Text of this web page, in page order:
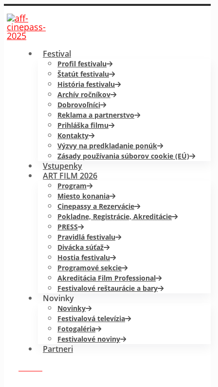
Festival
Profil festivalu
Štatút festivalu
História festivalu
Archív ročníkov
Dobrovoľníci
Reklama a partnerstvo
Prihláška filmu
Kontakty
Výzvy na predkladanie ponúk
Zásady používania súborov cookie (EÚ)
Vstupenky
ART FILM 2026
Program
Miesto konania
Cinepassy a Rezervácie
Pokladne, Registrácie, Akreditácie
PRESS
Pravidlá festivalu
Divácka súťaž
Hostia festivalu
Programové sekcie
Akreditácia Film Professional
Festivalové reštaurácie a bary
Novinky
Novinky
Festivalová televízia
Fotogaléria
Festivalové noviny
Partneri